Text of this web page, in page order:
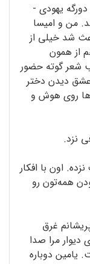
یهودی -
من و امیسا
شد خیلی از
از همون
شعر گوته حضور
دیدن دختر
روی هوش و
نزد.
اون با افکار
همه‌تون رو
غرق
مرا صدا
یامین دوباره